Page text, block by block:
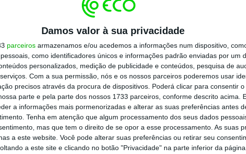
Damos valor à sua privacidade
parceiros armazenamos e/ou acedemos a informações num dispositivo,
como identificadores únicos e informações padrão enviadas por um
personalizados, medição de publicidade e conteúdos, pesquisa de
Com a sua permissão, nós e os nossos parceiros poderemos usar
precisos através da procura de dispositivos. Poderá clicar para consentir o
parte e pela parte dos nossos 1733 parceiros, conforme descrito acima.
a informações mais pormenorizadas e alterar as suas preferências antes
Tenha em atenção que algum processamento dos seus dados
mas que tem o direito de se opor a esse processamento. As suas
a este website. Você pode alterar suas preferências ou retirar seu
a este site e clicando no botão "Privacidade" na parte inferior da página.
às do Código Geral do Trabalho,
os períodos de trabalho diário ou
por trabalho suplementar,
e deveres das partes e maneiras de
e Rita Rato referiram “a velha máxima do
fraco, é a liberdade que oprime e a lei que
“, mas antes o Código do Trabalho de
introduziu o princípio da caducidade e